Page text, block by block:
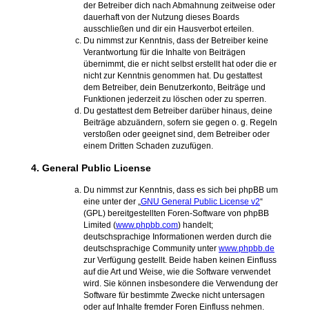
der Betreiber dich nach Abmahnung zeitweise oder
dauerhaft von der Nutzung dieses Boards
ausschließen und dir ein Hausverbot erteilen.
Du nimmst zur Kenntnis, dass der Betreiber keine
Verantwortung für die Inhalte von Beiträgen
übernimmt, die er nicht selbst erstellt hat oder die er
nicht zur Kenntnis genommen hat. Du gestattest
dem Betreiber, dein Benutzerkonto, Beiträge und
Funktionen jederzeit zu löschen oder zu sperren.
Du gestattest dem Betreiber darüber hinaus, deine
Beiträge abzuändern, sofern sie gegen o. g. Regeln
verstoßen oder geeignet sind, dem Betreiber oder
einem Dritten Schaden zuzufügen.
4. General Public License
Du nimmst zur Kenntnis, dass es sich bei phpBB um
eine unter der „GNU General Public License v2“
(GPL) bereitgestellten Foren-Software von phpBB
Limited (www.phpbb.com) handelt;
deutschsprachige Informationen werden durch die
deutschsprachige Community unter www.phpbb.de
zur Verfügung gestellt. Beide haben keinen Einfluss
auf die Art und Weise, wie die Software verwendet
wird. Sie können insbesondere die Verwendung der
Software für bestimmte Zwecke nicht untersagen
oder auf Inhalte fremder Foren Einfluss nehmen.